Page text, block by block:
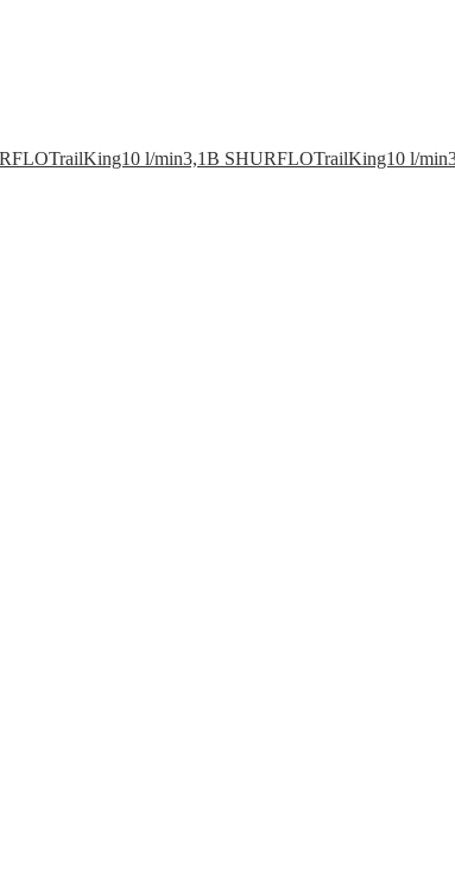
SHURFLOTrailKing10 l/